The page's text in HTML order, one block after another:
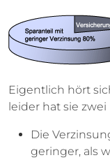
Eigentlich hört
leider hat sie zwei
Die
geringer, als